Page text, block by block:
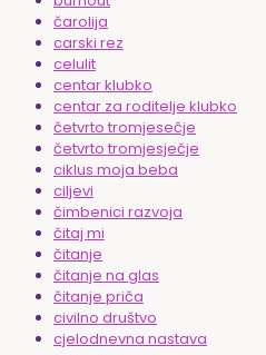
čarolija
carski rez
celulit
centar klubko
centar za roditelje klubko
četvrto tromjesečje
četvrto tromjesječje
ciklus moja beba
ciljevi
čimbenici razvoja
čitaj mi
čitanje
čitanje na glas
čitanje priča
civilno društvo
cjelodnevna nastava